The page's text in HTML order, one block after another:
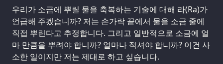
우리가 소금에 뿌릴 물을 축복하는 기술에 대해 라(Ra)가
언급해 주겠습니까? 저는 손가락 끝에서 물을 소금 줄에
직접 뿌린다고 추정합니다. 그리고 일반적으로 소금에 얼
마 만큼을 뿌려야 합니까? 얼마나 적셔야 합니까? 이건 사
소한 일이지만 저는 제대로 하고 싶습니다.